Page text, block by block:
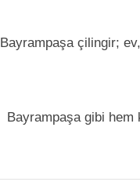
Bayrampaşa çilingir;
Bayrampaşa gibi hem